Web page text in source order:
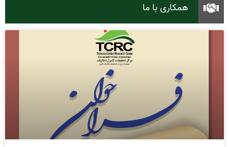
همکاری با ما